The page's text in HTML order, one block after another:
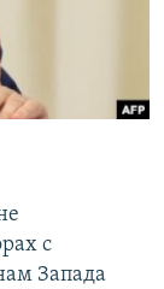
с
Запада